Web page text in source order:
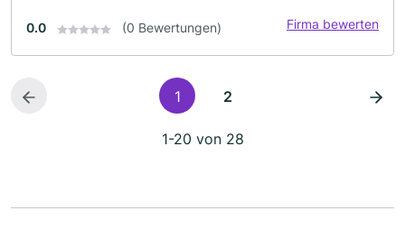
0.0 (0 Bewertungen) Firma bewerten
1 2
1-20 von 28